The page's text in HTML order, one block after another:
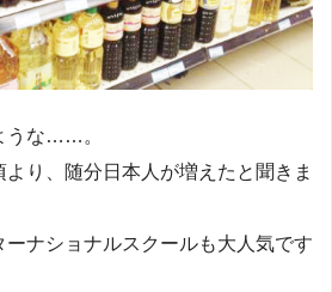
うな……。
り、随分日本人が増えたと聞きま
ナショナルスクールも大人気です